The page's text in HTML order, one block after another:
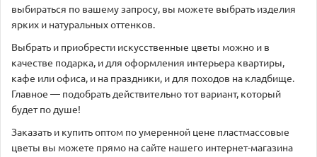
выбираться по вашему запросу, вы можете выбрать изделия
ярких и натуральных оттенков.
Выбрать и приобрести искусственные цветы можно и в
качестве подарка, и для оформления интерьера квартиры,
кафе или офиса, и на праздники, и для походов на кладбище.
Главное — подобрать действительно тот вариант, который
будет по душе!
Заказать и купить оптом по умеренной цене пластмассовые
цветы вы можете прямо на сайте нашего интернет-магазина